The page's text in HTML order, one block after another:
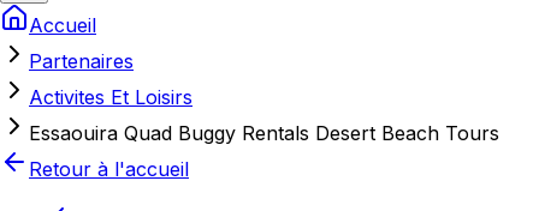
Accueil
Partenaires
Activites Et Loisirs
Essaouira Quad Buggy Rentals Desert Beach Tours
Retour à l'accueil